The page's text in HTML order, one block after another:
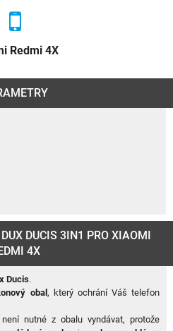
Redmi 4X
DUCIS 3IN1 PRO XIAOMI
4X
Ducis.
obal , který ochrání Váš telefon
nutné z obalu vyndávat, protože